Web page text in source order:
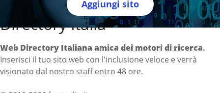
Aggiungi sito
Directory Italia
Web Directory Italiana amica dei motori di ricerca.
Inserisci il tuo sito web con l'inclusione veloce e verrà
visionato dal nostro staff entro 48 ore.